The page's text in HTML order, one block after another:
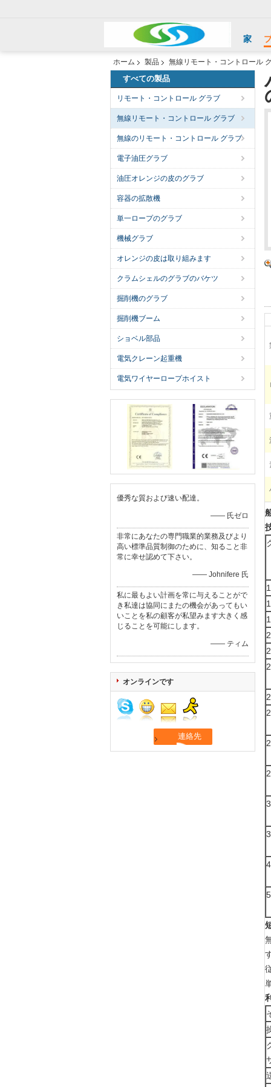
家
ホーム 製品 無線リモート・コントロール
すべての製品
リモート・コントロール グラブ
無線リモート・コントロール グラブ
無線のリモート・コントロール グラブ
電子油圧グラブ
油圧オレンジの皮のグラブ
容器の拡散機
単一ロープのグラブ
機械グラブ
オレンジの皮は取り組みます
クラムシェルのグラブのバケツ
掘削機のグラブ
掘削機ブーム
ショベル部品
電気クレーン起重機
電気ワイヤーロープホイスト
優秀な質および速い配達。
—— 氏ゼロ
非常にあなたの専門職業的業務及びより
高い標準品質制御のために、知ること非
常に幸せ認めて下さい。
—— Johnifere 氏
私に最もよい計画を常に与えることがで
き私達は協同にまたの機会があってもい
いことを私の顧客が私望みます大きく感
じることを可能にします。
—— ティム
オンラインです